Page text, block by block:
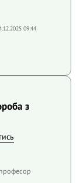
09:44
з